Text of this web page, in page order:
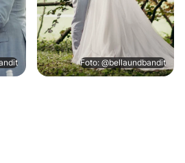
Foto: @bellaundbandit